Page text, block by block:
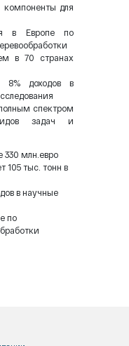
для
в Европе по
в 70 странах
8% доходов в
спектром
задач и
330 млн.евро
105 тыс. тонн в
в научные
по